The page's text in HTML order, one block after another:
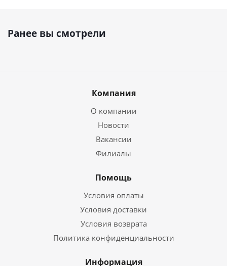
Ранее вы смотрели
Компания
О компании
Новости
Вакансии
Филиалы
Помощь
Условия оплаты
Условия доставки
Условия возврата
Политика конфиденциальности
Информация